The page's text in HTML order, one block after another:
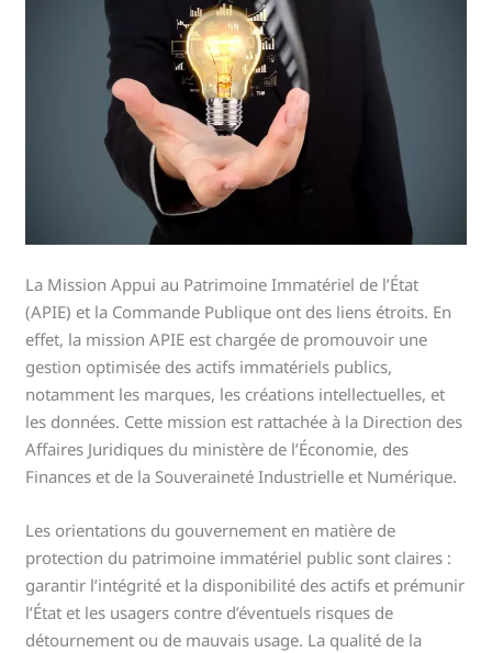
La Mission Appui au Patrimoine Immatériel de l’État
(APIE) et la Commande Publique ont des liens étroits. En
effet, la mission APIE est chargée de promouvoir une
gestion optimisée des actifs immatériels publics,
notamment les marques, les créations intellectuelles, et
les données. Cette mission est rattachée à la Direction des
Affaires Juridiques du ministère de l’Économie, des
Finances et de la Souveraineté Industrielle et Numérique.
Les orientations du gouvernement en matière de
protection du patrimoine immatériel public sont claires :
garantir l’intégrité et la disponibilité des actifs et prémunir
l’État et les usagers contre d’éventuels risques de
détournement ou de mauvais usage. La qualité de la